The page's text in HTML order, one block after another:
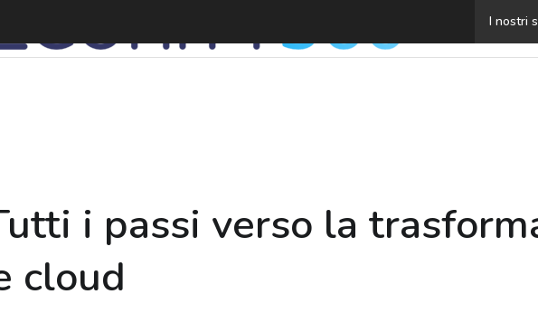
I nostri
DATA CENTER
i passi verso la
cloud